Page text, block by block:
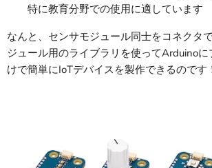
特に教育分野での使用に適しています
なんと、センサモジュール同士をコネクタで
ジュール用のライブラリを使ってArduino
けで簡単にIoTデバイスを製作できるのです